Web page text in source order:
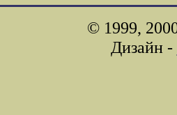
© 1999,
Дизайн -